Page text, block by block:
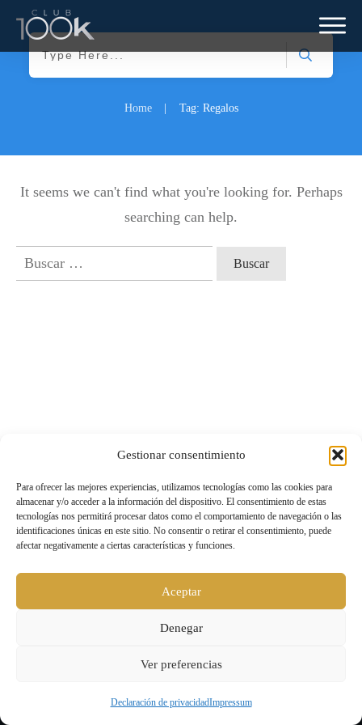
Gestionar consentimiento
Para ofrecer las mejores experiencias, utilizamos tecnologías como las cookies para
almacenar y/o acceder a la información del dispositivo. El consentimiento de estas
tecnologías nos permitirá procesar datos como el comportamiento de navegación o las
identificaciones únicas en este sitio. No consentir o retirar el consentimiento, puede
afectar negativamente a ciertas características y funciones.
Aceptar
Denegar
Ver preferencias
Declaración de privacidadImpressum
Home Tag: Regalos
It seems we can't find what you're looking for. Perhaps
searching can help.
Buscar:
Aviso legal y política de privacidad